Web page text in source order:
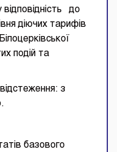
до
діючих тарифів
подій та
з
базового